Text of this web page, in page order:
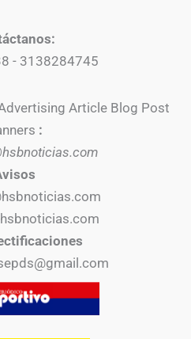
- 3138284745
Article Blog Post
: